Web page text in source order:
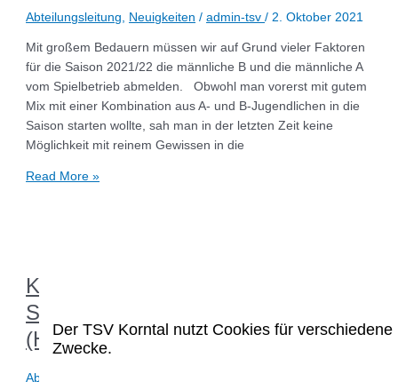
Abteilungsleitung Neuigkeiten /admin-tsv/ 2. Oktober 2021
Mit großem Bedauern müssen wir auf Grund vieler Faktoren
für die Saison 2021/22 die männliche B und die männliche A
vom Spielbetrieb abmelden. Obwohl man vorerst mit gutem
Mix mit einer Kombination aus A- und B-Jugendlichen in die
Saison starten wollte, sah man in der letzten Zeit keine
Möglichkeit mit reinem Gewissen in die
Read More »
Konzept des TSV Korntal zum
Sportbetrieb während Corona
(Hallensport)
Abteilungsleitung
Der TSV Korntal nutzt Cookies für verschiedene
Zwecke.